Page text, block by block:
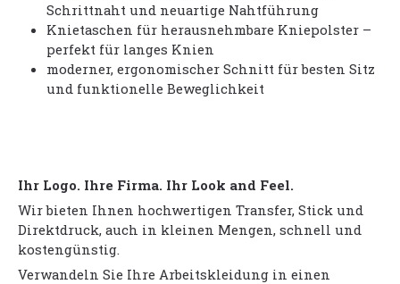
Schrittnaht und neuartige Nahtführung
Knietaschen für herausnehmbare Kniepolster –
perfekt für langes Knien
moderner, ergonomischer Schnitt für besten Sitz
und funktionelle Beweglichkeit
Ihr Logo. Ihre Firma. Ihr Look and Feel.
Wir bieten Ihnen hochwertigen Transfer, Stick und
Direktdruck, auch in kleinen Mengen, schnell und
kostengünstig.
Verwandeln Sie Ihre Arbeitskleidung in einen